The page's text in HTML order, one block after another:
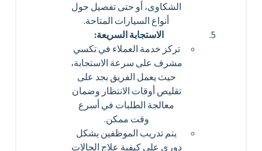
الشكاوى، أو حتى تفصيل حول
أنواع السيارات المتاحة.
الاستجابة السريعة:
تركز خدمة العملاء في تكسي
مشرف على سرعة الاستجابة،
حيث يعمل الفريق بجد على
تقليص أوقات الانتظار وضمان
معالجة الطلبات في أسرع
وقت ممكن.
يتم تدريب الموظفين بشكل
دوري على كيفية علاج الحالات